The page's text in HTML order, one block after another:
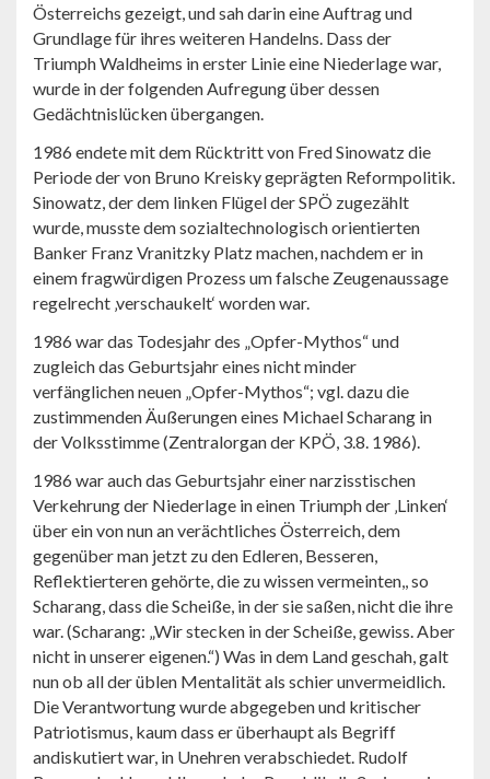
Österreichs gezeigt, und sah darin eine Auftrag und
Grundlage für ihres weiteren Handelns. Dass der
Triumph Waldheims in erster Linie eine Niederlage war,
wurde in der folgenden Aufregung über dessen
Gedächtnislücken übergangen.
1986 endete mit dem Rücktritt von Fred Sinowatz die
Periode der von Bruno Kreisky geprägten Reformpolitik.
Sinowatz, der dem linken Flügel der SPÖ zugezählt
wurde, musste dem sozialtechnologisch orientierten
Banker Franz Vranitzky Platz machen, nachdem er in
einem fragwürdigen Prozess um falsche Zeugenaussage
regelrecht ‚verschaukelt‘ worden war.
1986 war das Todesjahr des „Opfer-Mythos“ und
zugleich das Geburtsjahr eines nicht minder
verfänglichen neuen „Opfer-Mythos“; vgl. dazu die
zustimmenden Äußerungen eines Michael Scharang in
der Volksstimme (Zentralorgan der KPÖ, 3.8. 1986).
1986 war auch das Geburtsjahr einer narzisstischen
Verkehrung der Niederlage in einen Triumph der ‚Linken‘
über ein von nun an verächtliches Österreich, dem
gegenüber man jetzt zu den Edleren, Besseren,
Reflektierteren gehörte, die zu wissen vermeinten,, so
Scharang, dass die Scheiße, in der sie saßen, nicht die ihre
war. (Scharang: „Wir stecken in der Scheiße, gewiss. Aber
nicht in unserer eigenen.“) Was in dem Land geschah, galt
nun ob all der üblen Mentalität als schier unvermeidlich.
Die Verantwortung wurde abgegeben und kritischer
Patriotismus, kaum dass er überhaupt als Begriff
andiskutiert war, in Unehren verabschiedet. Rudolf